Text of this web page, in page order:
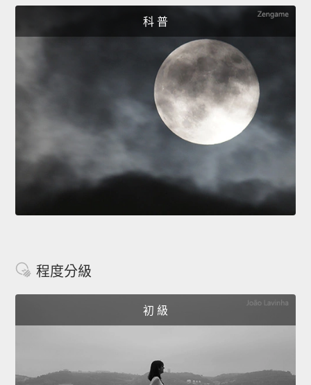
科 普
程度分級
初 級